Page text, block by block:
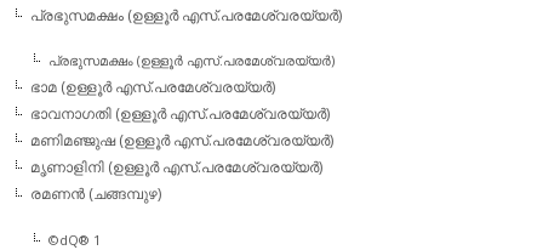
പ്രഭുസമക്ഷം (ഉള്ളൂര്‍ എസ്.പരമേശ്വരയ്യര്‍)
പ്രഭുസമക്ഷം (ഉള്ളൂര്‍ എസ്.പരമേശ്വരയ്യര്‍)
ഭാമ (ഉള്ളൂര്‍ എസ്.പരമേശ്വരയ്യര്‍)
ഭാവനാഗതി (ഉള്ളൂര്‍ എസ്.പരമേശ്വരയ്യര്‍)
മണിമഞ്ജുഷ (ഉള്ളൂര്‍ എസ്.പരമേശ്വരയ്യര്‍)
മൃണാളിനി (ഉള്ളൂര്‍ എസ്.പരമേശ്വരയ്യര്‍)
രമണന്‍ (ചങ്ങമ്പുഴ)
©dQ® 1